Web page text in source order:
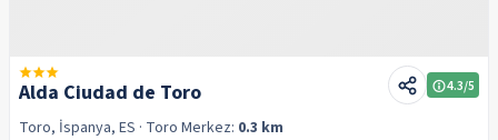
Alda Ciudad de Toro 4.3/5
Toro, İspanya, ES · Toro Merkez: 0.3 km